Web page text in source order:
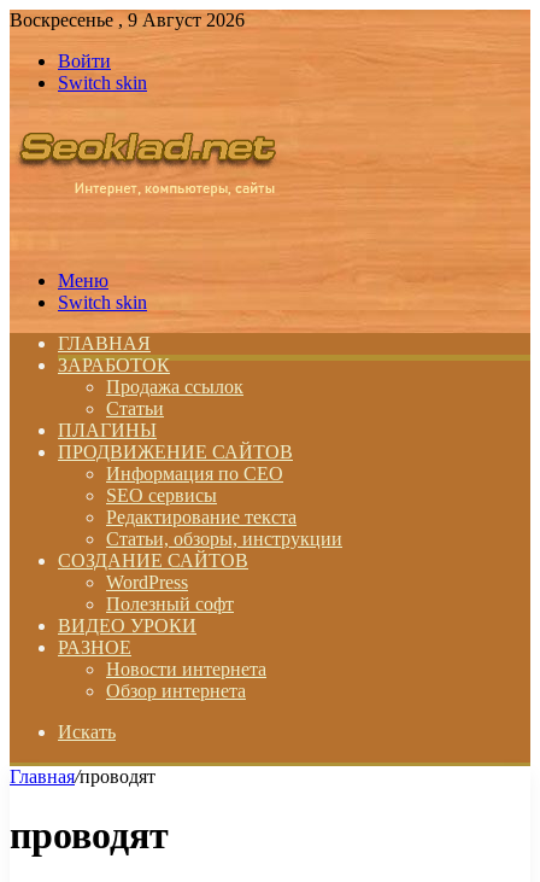
Воскресенье , 9 Август 2026
Войти
Switch skin
Меню
Switch skin
ГЛАВНАЯ
ЗАРАБОТОК
Продажа ссылок
Статьи
ПЛАГИНЫ
ПРОДВИЖЕНИЕ САЙТОВ
Информация по СЕО
SEO сервисы
Редактирование текста
Статьи, обзоры, инструкции
СОЗДАНИЕ САЙТОВ
WordPress
Полезный софт
ВИДЕО УРОКИ
РАЗНОЕ
Новости интернета
Обзор интернета
Искать
Главная/проводят
проводят